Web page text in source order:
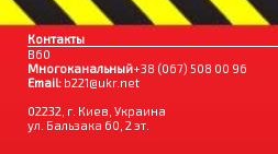
Контакты
B60
Многоканальный+38 (067) 508 00 96
Email: b221@ukr.net
02232, г. Киев, Украина
ул. Бальзака 60, 2 эт.